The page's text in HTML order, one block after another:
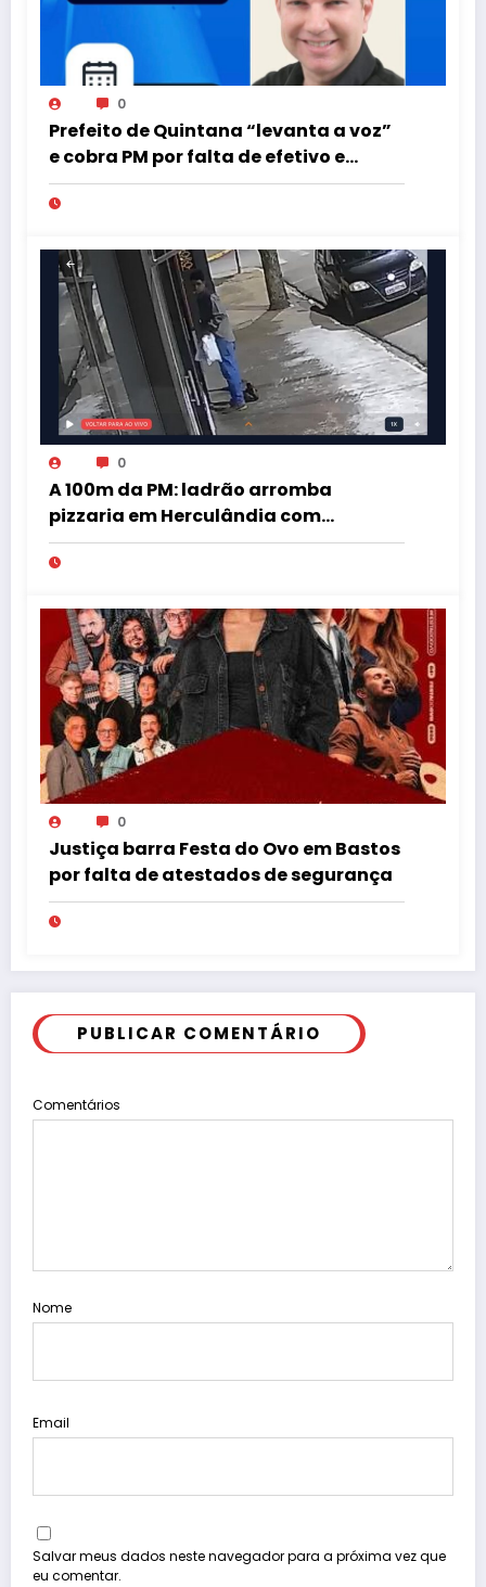
0
Prefeito de Quintana “levanta a voz”
e cobra PM por falta de efetivo e
viaturas na região
0
A 100m da PM: ladrão arromba
pizzaria em Herculândia com
patinete furtado
0
Justiça barra Festa do Ovo em Bastos
por falta de atestados de segurança
PUBLICAR COMENTÁRIO
Comentários
Nome
Email
Salvar meus dados neste navegador para a próxima vez que
eu comentar.